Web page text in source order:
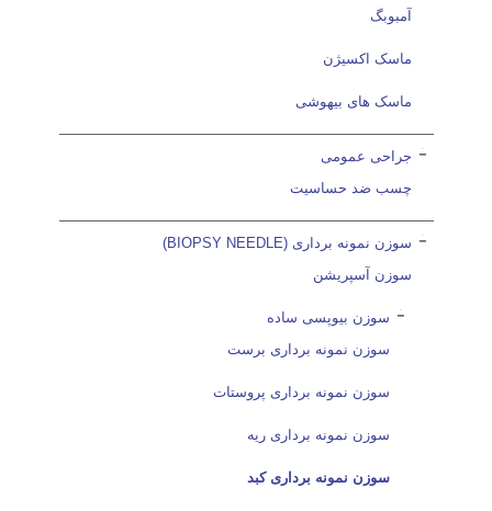
آمبوبگ
ماسک اکسیژن
ماسک های بیهوشی
جراحی عمومی
چسب ضد حساسیت
سوزن نمونه برداری (BIOPSY NEEDLE)
سوزن آسپریشن
سوزن بیوپسی ساده
سوزن نمونه برداری برست
سوزن نمونه برداری پروستات
سوزن نمونه برداری ریه
سوزن نمونه برداری کبد